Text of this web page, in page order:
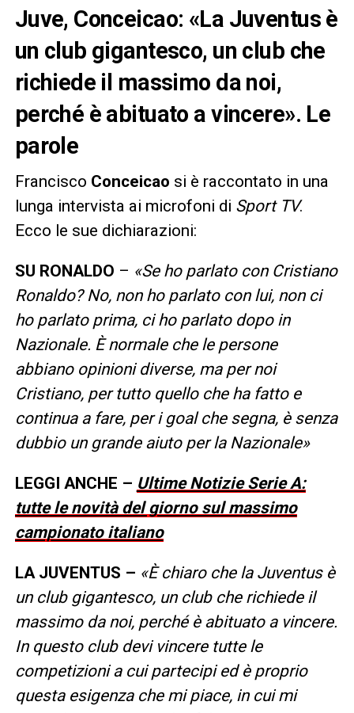
Juve, Conceicao: «La Juventus è
un club gigantesco, un club che
richiede il massimo da noi,
perché è abituato a vincere». Le
parole
Francisco Conceicao si è raccontato in una
lunga intervista ai microfoni di Sport TV.
Ecco le sue dichiarazioni:
SU RONALDO – «Se ho parlato con Cristiano
Ronaldo? No, non ho parlato con lui, non ci
ho parlato prima, ci ho parlato dopo in
Nazionale. È normale che le persone
abbiano opinioni diverse, ma per noi
Cristiano, per tutto quello che ha fatto e
continua a fare, per i goal che segna, è senza
dubbio un grande aiuto per la Nazionale»
LEGGI ANCHE – Ultime Notizie Serie A:
tutte le novità del giorno sul massimo
campionato italiano
LA JUVENTUS – «È chiaro che la Juventus è
un club gigantesco, un club che richiede il
massimo da noi, perché è abituato a vincere.
In questo club devi vincere tutte le
competizioni a cui partecipi ed è proprio
questa esigenza che mi piace, in cui mi